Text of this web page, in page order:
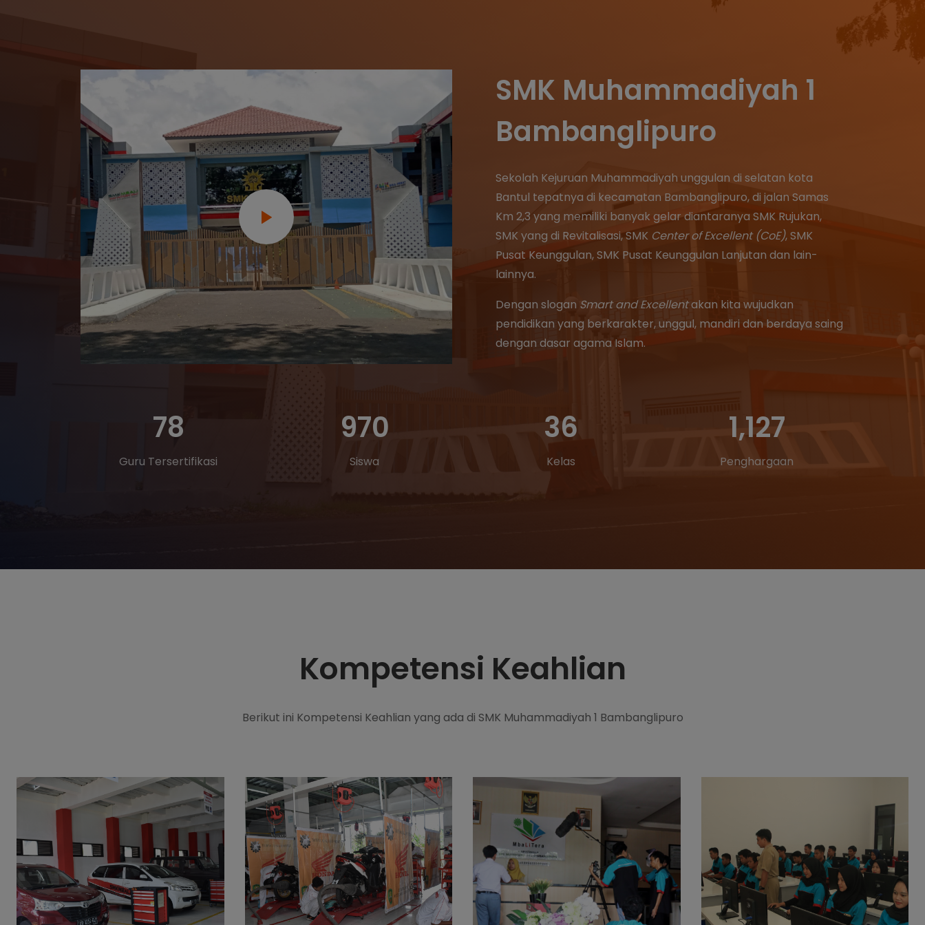
SMK Muhammadiyah 1
Bambanglipuro
Sekolah Kejuruan Muhammadiyah unggulan di selatan kota
Bantul tepatnya di kecamatan Bambanglipuro, di jalan Samas
Km 2,3 yang memiliki banyak gelar diantaranya SMK Rujukan,
SMK yang di Revitalisasi, SMK Center of Excellent (CoE), SMK
Pusat Keunggulan, SMK Pusat Keunggulan Lanjutan dan lain-
lainnya.
Dengan slogan Smart and Excellentakan kita wujudkan
pendidikan yang berkarakter, unggul, mandiri dan berdaya saing
dengan dasar agama Islam.
78
Guru Tersertifikasi
970
Siswa
36
Kelas
1,127
Penghargaan
Kompetensi Keahlian
Berikut ini Kompetensi Keahlian yang ada di SMK Muhammadiyah 1 Bambanglipuro